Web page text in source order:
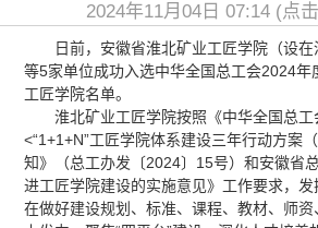
2024年11月04日 07:14 (点击
日前，安徽省淮北矿业工匠学院（设在
等5家单位成功入选中华全国总工会2024年
工匠学院名单。
淮北矿业工匠学院按照《中华全国总
<“1+1+N”工匠学院体系建设三年行动方案
知》（总工办发〔2024〕15号）和安徽省
进工匠学院建设的实施意见》工作要求，发
在做好建设规划、标准、课程、教材、师